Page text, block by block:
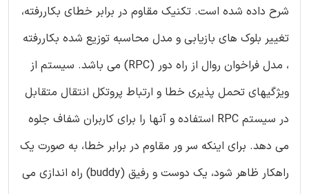
شرح داده شده است. تکنیک مقاوم در برابر خطای بکاررفته،
تغییر بلوک های بازیابی و مدل محاسبه توزیع شده بکاررفته
، مدل فراخوان روال از راه دور (RPC) می باشد. سیستم از
ویژگیهای تحمل پذیری خطا و ارتباط پروتکل انتقال متقابل
در سیستم RPC استفاده و آنها را برای کاربران شفاف جلوه
می دهد. برای اینکه سر ور مقاوم در برابر خطا، به صورت یک
راهکار ظاهر شود، یک دوست و رفیق (buddy) راه اندازی می